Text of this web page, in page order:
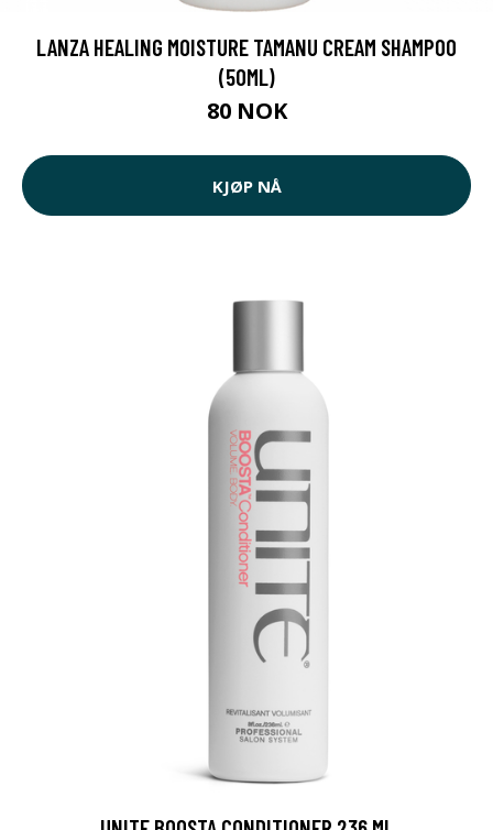
LANZA HEALING MOISTURE TAMANU CREAM SHAMPOO
(50ML)
80 NOK
KJØP NÅ